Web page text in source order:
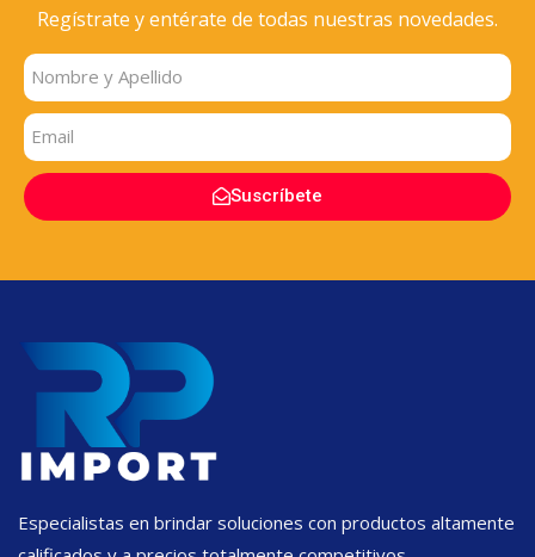
Regístrate y entérate de todas nuestras novedades.
Suscríbete
Especialistas en brindar soluciones con productos altamente